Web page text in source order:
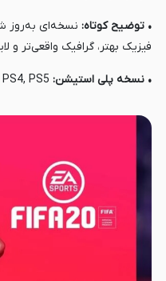
• توضیح کوتاه:
فیزیک بهتر، گرافیک واقعی‌تر
• نسخه پلی استیشن: PS4, PS5